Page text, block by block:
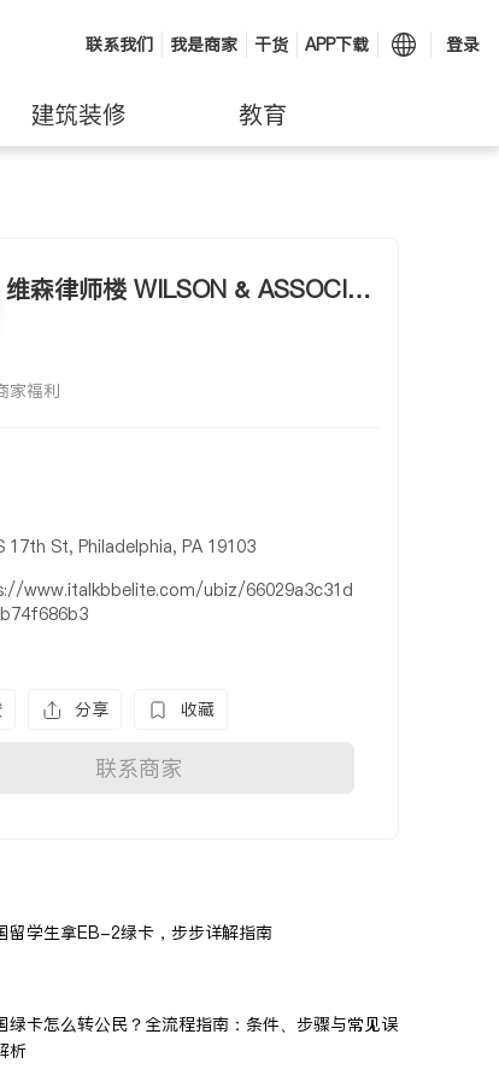
联系我们 我是商家 干货 APP下载 登录
建筑装修 教育
维森律师楼 WILSON & ASSOCIA
家福利
17th St, Philadelphia, PA 19103
www.italkbbelite.com/ubiz/66029a3c31d
分享 收藏
联系商家
留学生拿EB-2绿卡，步步详解指南
绿卡怎么转公民？全流程指南：条件、步骤与常见误
析